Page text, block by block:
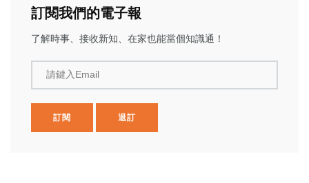
訂閱我們的電子報
了解時事、接收新知、在家也能當個知識通！
請鍵入Email
訂閱 退訂